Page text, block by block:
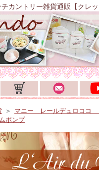
カントリー雑貨通販【クレッ
＞ マニー レールデュロコ
ポンプ